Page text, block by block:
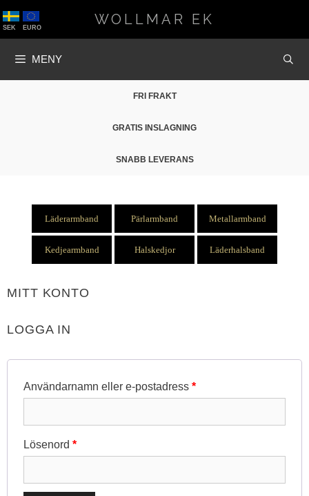
till
innehåll
SEK EURO WOLLMAR EK
MENY
FRI FRAKT
GRATIS INSLAGNING
SNABB LEVERANS
Läderarmband Pärlarmband Metallarmband
Kedjearmband Halskedjor Läderhalsband
MITT KONTO
LOGGA IN
Användarnamn eller e-postadress *Obligatoriskt
Lösenord *Obligatoriskt